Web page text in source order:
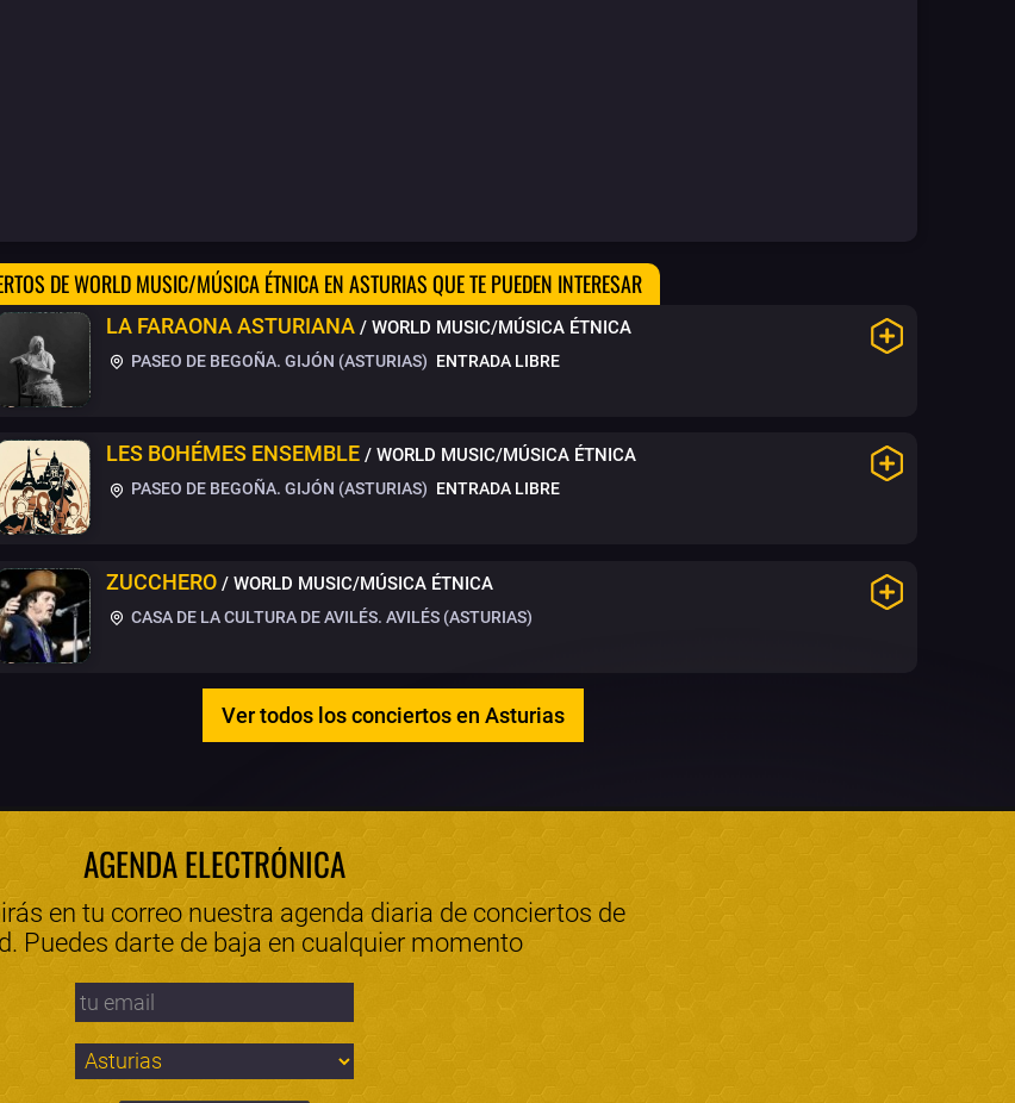
DE WORLD MUSIC/MÚSICA ÉTNICA EN ASTURIAS QUE TE PUEDEN INTERESAR
LA FARAONA ASTURIANA / WORLD MUSIC/MÚSICA ÉTNICA
PASEO DE BEGOÑA. GIJÓN (ASTURIAS) ENTRADA LIBRE
LES BOHÉMES ENSEMBLE / WORLD MUSIC/MÚSICA ÉTNICA
PASEO DE BEGOÑA. GIJÓN (ASTURIAS) ENTRADA LIBRE
ZUCCHERO / WORLD MUSIC/MÚSICA ÉTNICA
CASA DE LA CULTURA DE AVILÉS. AVILÉS (ASTURIAS)
Ver todos los conciertos en Asturias
AGENDA ELECTRÓNICA
en tu correo nuestra agenda diaria de conciertos de
Puedes darte de baja en cualquier momento